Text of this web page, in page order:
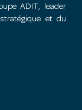
ADIT, leader
et du